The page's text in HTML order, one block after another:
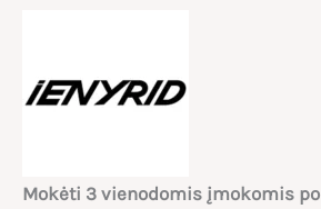
Mokėti 3 vienodomis įmokomis po